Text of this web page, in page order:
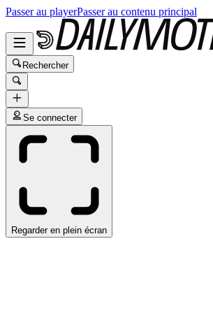
Passer au playerPasser au contenu principal
Rechercher
Se connecter
Regarder en plein écran